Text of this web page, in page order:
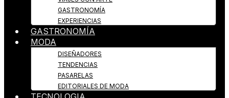
GASTRONOMÍA
EXPERIENCIAS
GASTRONOMÍA
MODA
DISEÑADORES
TENDENCIAS
PASARELAS
EDITORIALES DE MODA